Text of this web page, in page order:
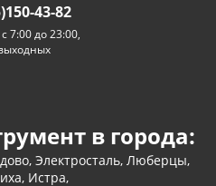
43-82
7:00 до 23:00,
в города:
Электросталь, Люберцы,
Истра,